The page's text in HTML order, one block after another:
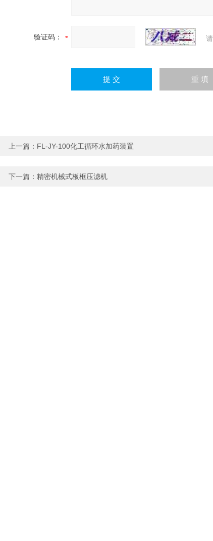
验证码：
上一篇： FL-JY-100化工循环水加药装置
下一篇： 精密机械式板框压滤机